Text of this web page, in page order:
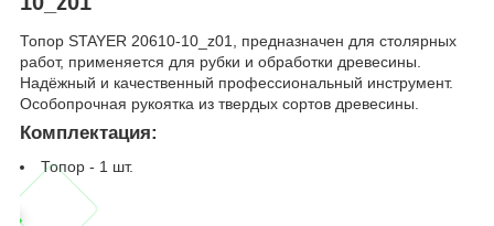
Топор STAYER 20610-10_z01, предназначен для столярных
работ, применяется для рубки и обработки древесины.
Надёжный и качественный профессиональный инструмент.
Особопрочная рукоятка из твердых сортов древесины.
Комплектация:
Топор - 1 шт.